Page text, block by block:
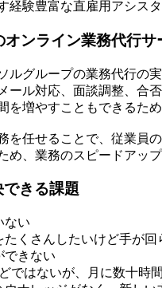
経験豊富な直雇用アシス
ンライン業務代行サ
ルグループの業務代行の
ール対応、面談調整、合
を増やすこともできるた
を任せることで、従業員
め、業務のスピードアッ
できる課題
ない
くさんしたいけど手が回
できない
ではないが、月に数十時